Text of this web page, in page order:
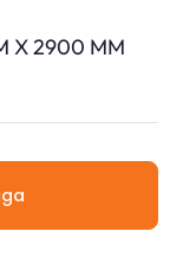
X 2900 MM